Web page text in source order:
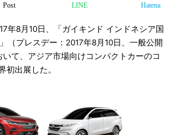
Post LINE Hatena
年8月10日、「ガイキンド インドネシア国
（プレスデー：2017年8月10日、一般公開
いて、アジア市場向けコンパクトカーのコ
初出展した。